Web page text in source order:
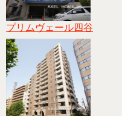
プリムヴェール四谷